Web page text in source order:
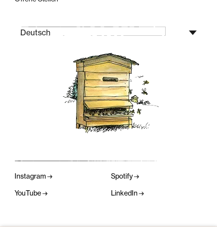
Deutsch
Instagram Spotify
YouTube LinkedIn